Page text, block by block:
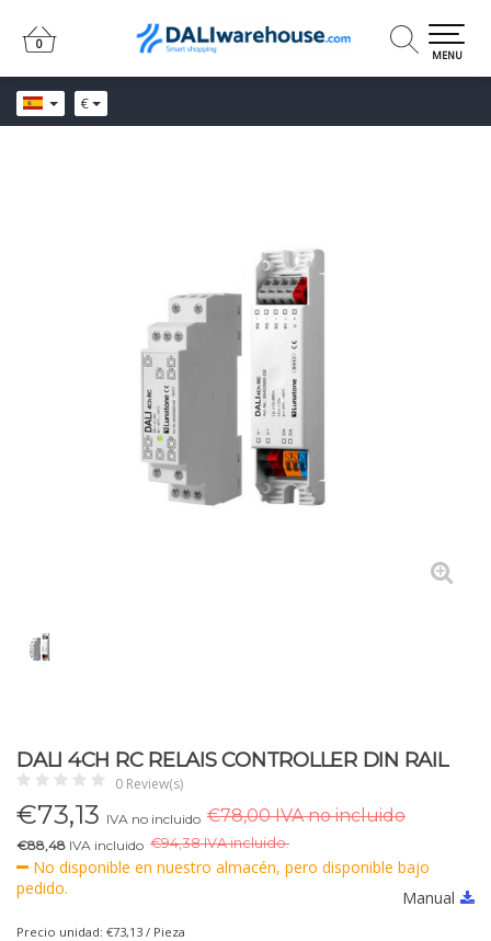
€
0
0
MENU
DALI 4CH RC RELAIS CONTROLLER DIN RAIL
0 Review(s)
€73,13 IVA no incluido €78,00 IVA no incluido
€88,48 IVA incluido €94,38 IVA incluido.
No disponible en nuestro almacén, pero disponible bajo
pedido.
Manual
Precio unidad: €73,13 / Pieza